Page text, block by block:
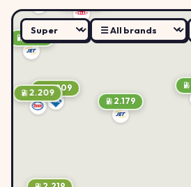
2.209
2.209
2.179
2.179